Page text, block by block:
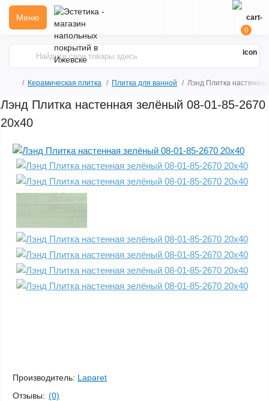
Меню
0
Керамическая плитка Плитка для ванной Лэнд Плитка
Лэнд Плитка настенная зелёный 08-01-85-2670
20х40
Производитель: Laparet
Отзывы: (0)